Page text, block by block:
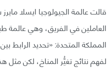
العاملين في الفريق، وهي عالمة
المملكة المتحدة: «تحديد الرابط
لفهم نتائج تغيُّر المناخ، لكن مثل